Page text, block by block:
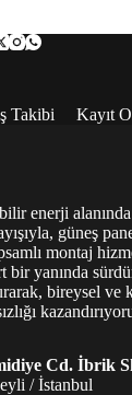
Takibi Kayıt
enerji alanında
güneş
montaj
bir yanında
bireysel ve
Cd. İbrik
/ İstanbul